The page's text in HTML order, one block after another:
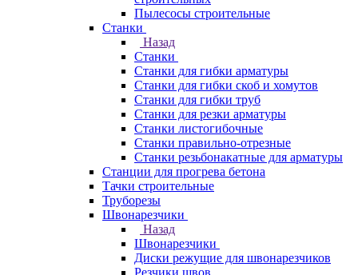
Пылесосы строительные
Станки
Назад
Станки
Станки для гибки арматуры
Станки для гибки скоб и хомутов
Станки для гибки труб
Станки для резки арматуры
Станки листогибочные
Станки правильно-отрезные
Станки резьбонакатные для арматуры
Станции для прогрева бетона
Тачки строительные
Труборезы
Швонарезчики
Назад
Швонарезчики
Диски режущие для швонарезчиков
Резчики швов